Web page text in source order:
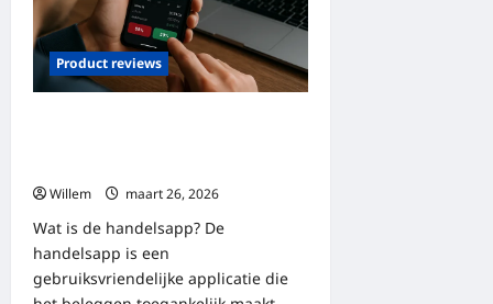
strategieoptimalisatie
Product reviews
Willem
maart 26, 2026
Wat is de handelsapp? De
handelsapp is een
gebruiksvriendelijke applicatie die